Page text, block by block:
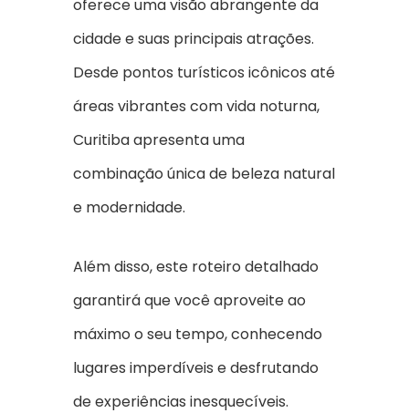
oferece uma visão abrangente da
cidade e suas principais atrações.
Desde pontos turísticos icônicos até
áreas vibrantes com vida noturna,
Curitiba apresenta uma
combinação única de beleza natural
e modernidade.
Além disso, este roteiro detalhado
garantirá que você aproveite ao
máximo o seu tempo, conhecendo
lugares imperdíveis e desfrutando
de experiências inesquecíveis.